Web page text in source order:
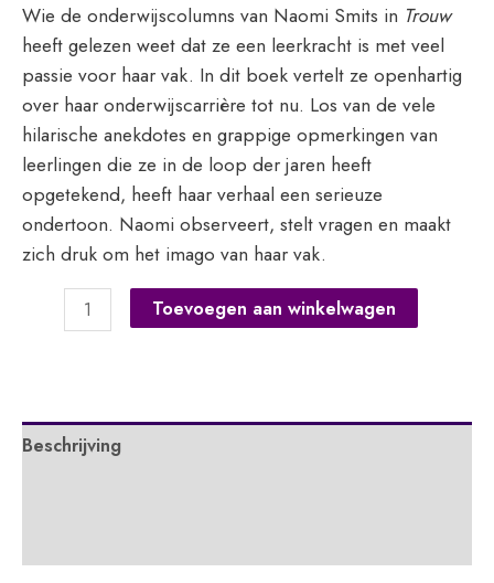
Wie de onderwijscolumns van Naomi Smits in Trouw
heeft gelezen weet dat ze een leerkracht is met veel
passie voor haar vak. In dit boek vertelt ze openhartig
over haar onderwijscarrière tot nu. Los van de vele
hilarische anekdotes en grappige opmerkingen van
leerlingen die ze in de loop der jaren heeft
opgetekend, heeft haar verhaal een serieuze
ondertoon. Naomi observeert, stelt vragen en maakt
zich druk om het imago van haar vak.
Naomi
de
school
Toevoegen aan winkelwagen
Beschrijving